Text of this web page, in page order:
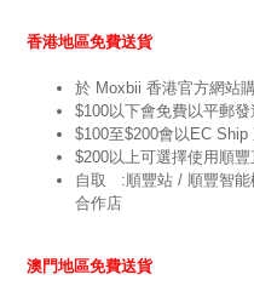
香港地區免費送貨
於 Moxbii 香港官方網站
$100以下會免費以平郵發
$100至$200會以EC Ship
$200以上可選擇使用順
自取   :順豐站 / 順豐智
合作店
澳門地區免費送貨